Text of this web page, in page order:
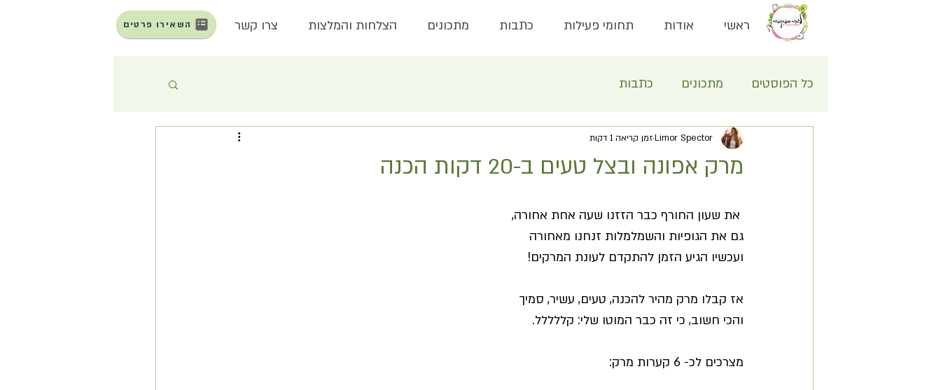
השאירו פרטים ראשי אודות תחומי פעילות כתבות מתכונים הצלחות והמלצות צרו קשר
כל הפוסטים מתכונים כתבות
מרק אפונה ובצל טעים ב-20 דקות הכנה
Limor Spectorזמן קריאה 1 דקות
את שעון החורף כבר הזזנו שעה אחת אחורה,
גם את הגופיות והשמלמלות זנחנו מאחורה
ועכשיו הגיע הזמן להתקדם לעונת המרקים!
אז קבלו מרק מהיר להכנה, טעים, עשיר, סמיך
והכי חשוב, כי זה כבר המוטו שלי: קללללל.
מצרכים לכ- 6 קערות מרק: